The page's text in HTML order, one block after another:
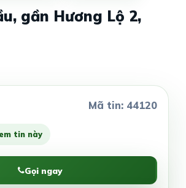
gần Hương Lộ 2,
Mã tin: 44120
tin này
Gọi ngay